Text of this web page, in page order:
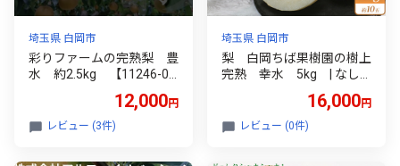
埼玉県 白岡市
彩りファームの完熟梨 豊
水 約2.5kg 【11246-01
12,000円
レビュー (3件)
埼玉県 白岡市
梨 白岡ちば果樹園の樹上
完熟 幸水 5kg | なし
ナシ こうすい 白岡の梨 白
岡美人 埼玉県 白岡市
16,000円
レビュー (0件)